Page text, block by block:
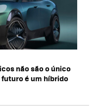
não são o único
é um híbrido